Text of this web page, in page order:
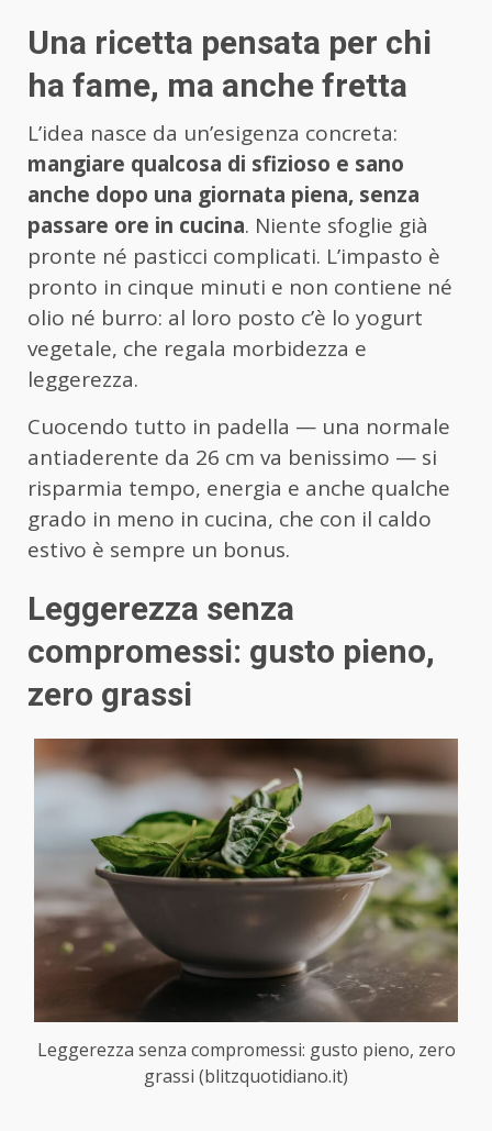
Una ricetta pensata per chi
ha fame, ma anche fretta
L’idea nasce da un’esigenza concreta:
mangiare qualcosa di sfizioso e sano
anche dopo una giornata piena, senza
passare ore in cucina. Niente sfoglie già
pronte né pasticci complicati. L’impasto è
pronto in cinque minuti e non contiene né
olio né burro: al loro posto c’è lo yogurt
vegetale, che regala morbidezza e
leggerezza.
Cuocendo tutto in padella — una normale
antiaderente da 26 cm va benissimo — si
risparmia tempo, energia e anche qualche
grado in meno in cucina, che con il caldo
estivo è sempre un bonus.
Leggerezza senza
compromessi: gusto pieno,
zero grassi
Leggerezza senza compromessi: gusto pieno, zero
grassi (blitzquotidiano.it)